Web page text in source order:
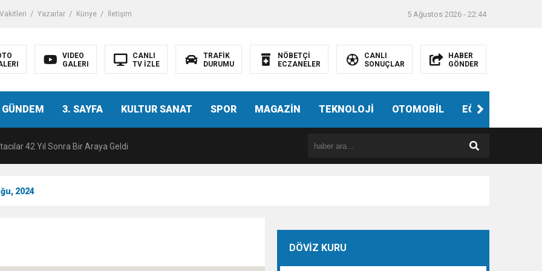
Yazarlar Künye İletişim 5 Ağustos 2026 - 22:44
VIDEO
GALERI
CANLI
TV İZLE
TRAFİK
DURUMU
NÖBETÇİ
ECZANELER
CANLI
SONUÇLAR
HABER
GÖNDER
3. SAYFA KULTUR SANAT SPOR MAGAZİN TEKNOLOJİ OTOMOBİL EĞİTİM
Tanıdığı İsim: Abdulrezak Kaldan Torbalı Yolunda
42 Yıl Sonra Bir Araya Geldi
2024
DÖVİZ KURU